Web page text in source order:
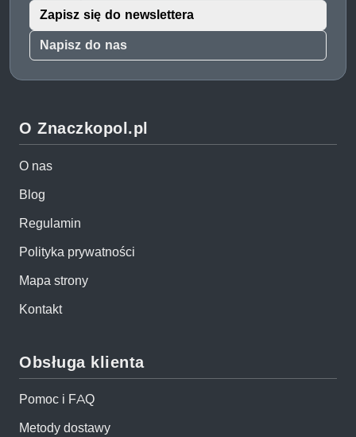
Napisz do nas
Zapisz się do newslettera
O Znaczkopol.pl
O nas
Blog
Regulamin
Polityka prywatności
Mapa strony
Kontakt
Obsługa klienta
Pomoc i FAQ
Metody dostawy